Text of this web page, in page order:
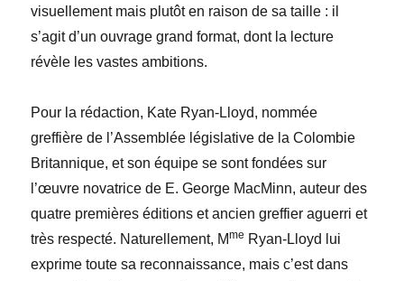
visuellement mais plutôt en raison de sa taille : il
s’agit d’un ouvrage grand format, dont la lecture
révèle les vastes ambitions.
Pour la rédaction, Kate Ryan-Lloyd, nommée
greffière de l’Assemblée législative de la Colombie
Britannique, et son équipe se sont fondées sur
l’œuvre novatrice de E. George MacMinn, auteur des
quatre premières éditions et ancien greffier aguerri et
très respecté. Naturellement, Mme Ryan-Lloyd lui
exprime toute sa reconnaissance, mais c’est dans